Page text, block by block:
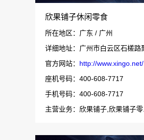
欣果铺子休闲零食
所在地区：广东 / 广州
官方网站： http://www.xingo.net/
座机号码：400-608-7717
手机号码：400-608-7717
主营业务：欣果铺子,欣果铺子零..